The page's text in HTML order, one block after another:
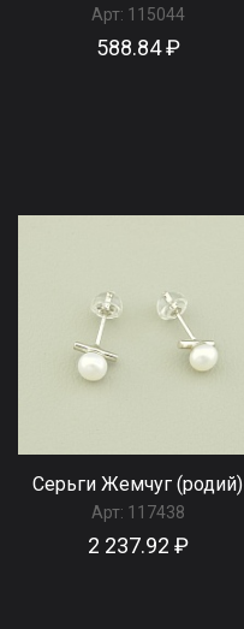
Арт: 115044
588.84 ₽
Серьги Жемчуг (родий)
Арт: 117438
2 237.92 ₽